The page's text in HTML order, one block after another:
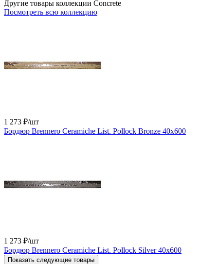
Другие товары коллекции Concrete
Посмотреть всю коллекцию
1 273 ₽/шт
Бордюр Brennero Ceramiche List. Pollock Bronze 40x600
1 273 ₽/шт
Бордюр Brennero Ceramiche List. Pollock Silver 40x600
Показать следующие товары